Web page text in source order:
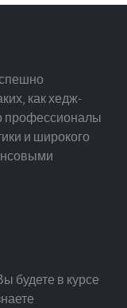
как хедж-
профессионалы
и широкого
будете в курсе